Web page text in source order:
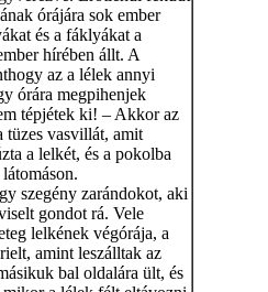
órájára sok ember
és a fáklyákat a
hírében állt. A
az a lélek annyi
órára megpihenjek
tépjétek ki! – Akkor az
tüzes vasvillát, amit
a lelkét, és a pokolba
szegény zarándokot, aki
gondot rá. Vele
lelkének végórája, a
amint leszálltak az
bal oldalára ült, és